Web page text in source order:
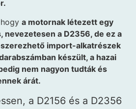
a motornak létezett egy
nevezetesen a D2356, de ez a
import-alkatrészek
készült, a hazai
nem nagyon tudták és
árát.
a D2156 és a D2356